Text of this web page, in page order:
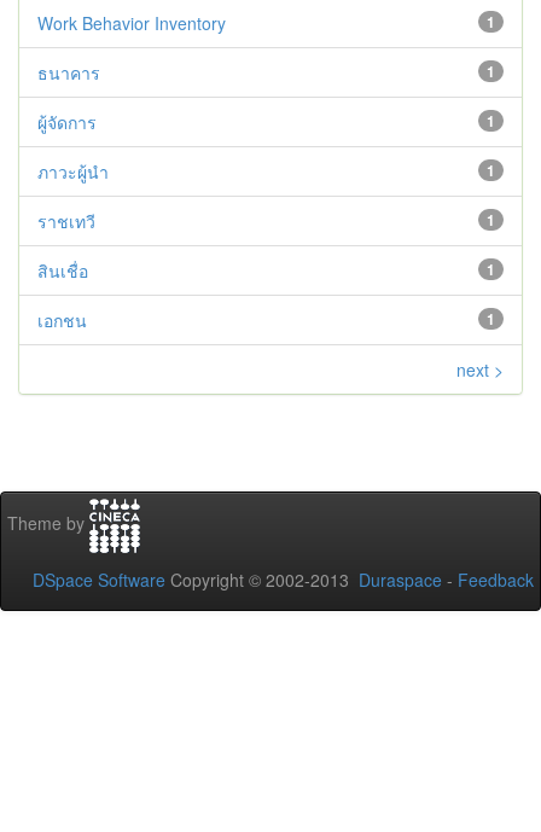
1
Work Behavior Inventory
1
ธนาคาร
1
ผู้จัดการ
1
ภาวะผู้นำ
1
ราชเทวี
1
สินเชื่อ
1
เอกชน
next >
Theme by
DSpace Software Copyright © 2002-2013 Duraspace - Feedback